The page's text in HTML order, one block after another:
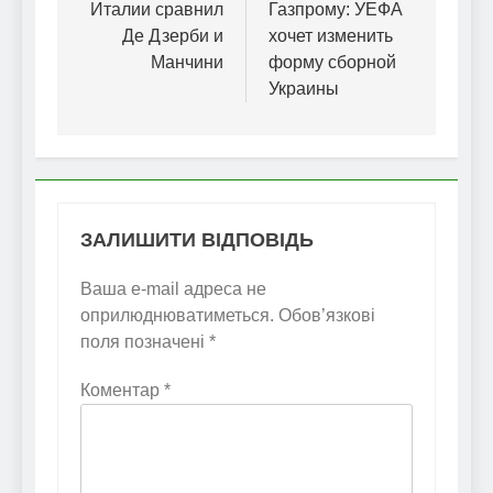
Италии сравнил
Де Дзерби и
Манчини
Газпрому: УЕФА
хочет изменить
форму сборной
Украины
ЗАЛИШИТИ ВІДПОВІДЬ
Ваша e-mail адреса не
оприлюднюватиметься. Обов’язкові
поля позначені *
Коментар *